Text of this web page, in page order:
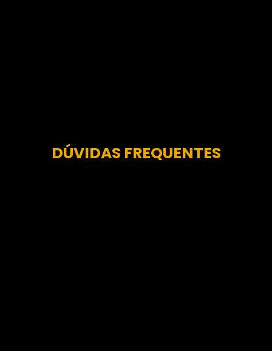
DÚVIDAS FREQUENTES